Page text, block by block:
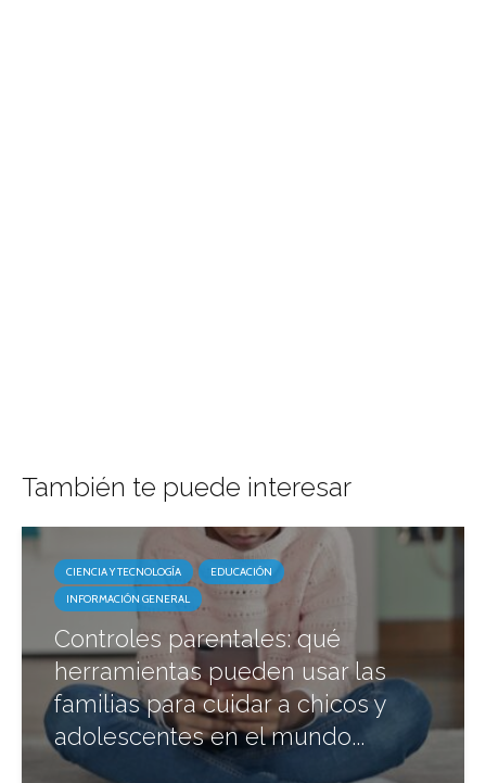
También te puede interesar
CIENCIA Y TECNOLOGÍA
EDUCACIÓN
INFORMACIÓN GENERAL
Controles parentales: qué
herramientas pueden usar las
familias para cuidar a chicos y
adolescentes en el mundo...